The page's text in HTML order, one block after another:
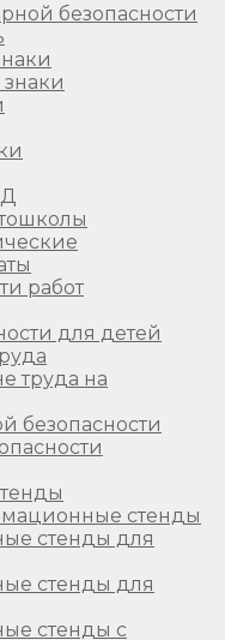
безопасности
работ
для детей
труда на
безопасности
стенды
стенды для
стенды для
стенды с